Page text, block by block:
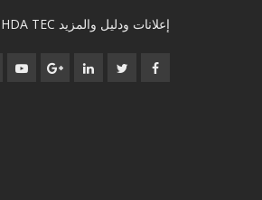
إعلانات ودليل والمزيد WIHDA TEC